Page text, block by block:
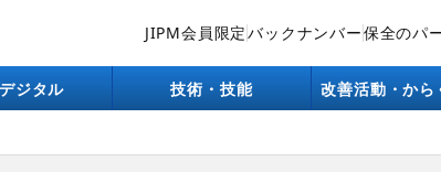
JIPM会員限定バックナンバー保全のパ
ジタル 技術・技能 改善活動・から